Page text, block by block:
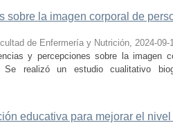
sobre la imagen corporal de
de Enfermería y Nutrición, 2024-09-
y percepciones sobre la imagen
realizó un estudio cualitativo
educativa para mejorar el